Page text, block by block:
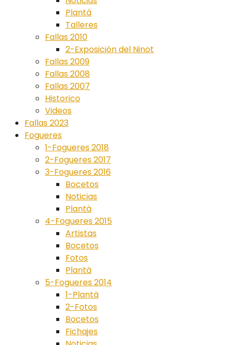
Plantà
Talleres
Fallas 2010
2-Exposición del Ninot
Fallas 2009
Fallas 2008
Fallas 2007
Historico
Videos
Fallas 2023
Fogueres
1-Fogueres 2018
2-Fogueres 2017
3-Fogueres 2016
Bocetos
Noticias
Plantà
4-Fogueres 2015
Artistas
Bocetos
Fotos
Plantà
5-Fogueres 2014
1-Plantà
2-Fotos
Bocetos
Fichajes